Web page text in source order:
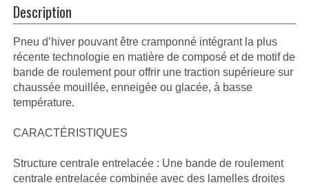
Description
Pneu d’hiver pouvant être cramponné intégrant la plus
récente technologie en matière de composé et de motif de
bande de roulement pour offrir une traction supérieure sur
chaussée mouillée, enneigée ou glacée, à basse
température.
CARACTÉRISTIQUES
Structure centrale entrelacée : Une bande de roulement
centrale entrelacée combinée avec des lamelles droites